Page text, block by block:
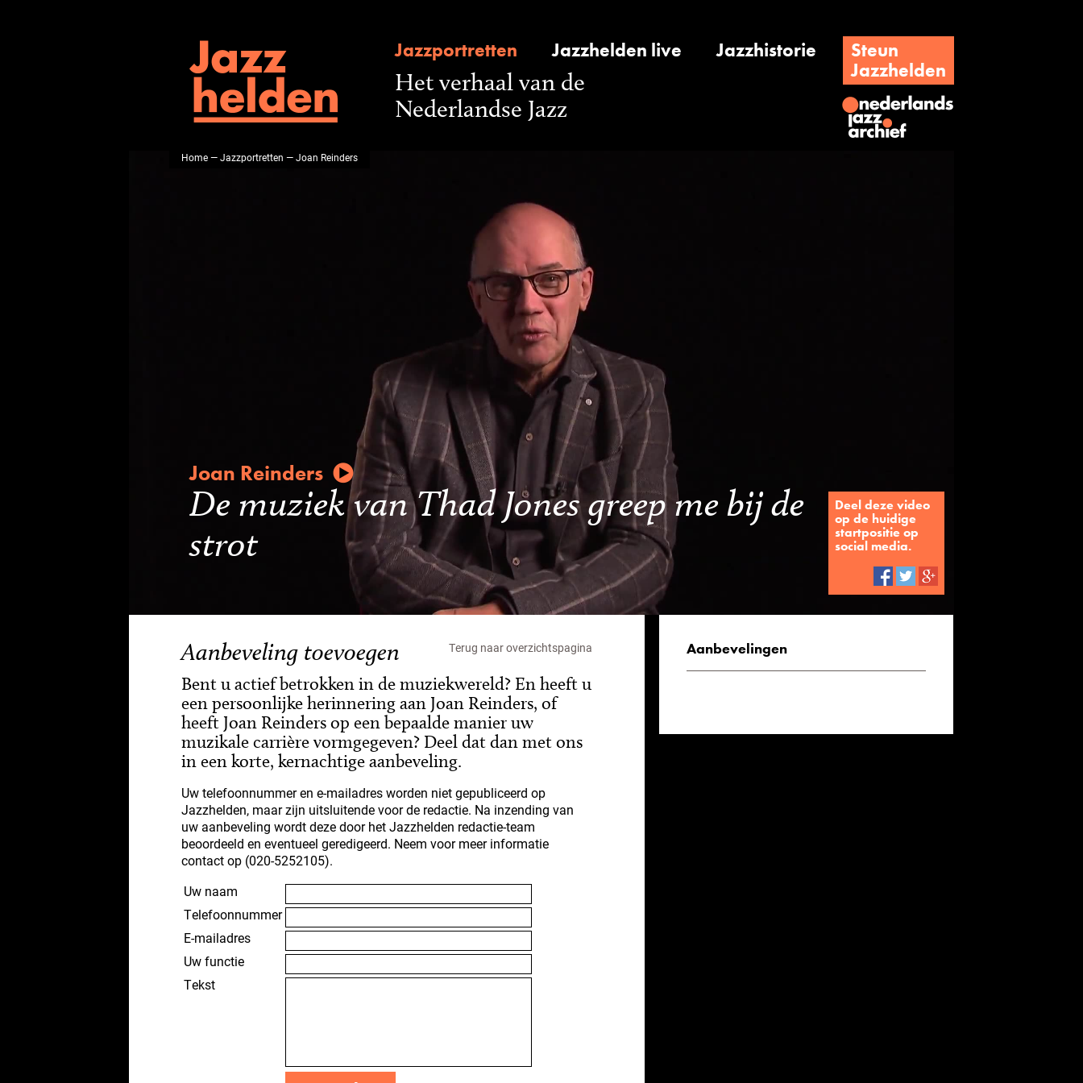
Jazzportretten Jazzhelden live Jazzhistorie
Steun
Jazzhelden
Het verhaal van de
Nederlandse Jazz
Home—Jazzportretten — Joan Reinders
Joan Reinders
De muziek van Thad Jones greep me bij de
strot
Deel deze video
op de huidige
startpositie op
social media.
Aanbeveling toevoegen Terug naar overzichtspagina
Bent u actief betrokken in de muziekwereld? En heeft u
een persoonlijke herinnering aan Joan Reinders, of
heeft Joan Reinders op een bepaalde manier uw
muzikale carrière vormgegeven? Deel dat dan met ons
in een korte, kernachtige aanbeveling.
Uw telefoonnummer en e-mailadres worden niet gepubliceerd op
Jazzhelden, maar zijn uitsluitende voor de redactie. Na inzending van
uw aanbeveling wordt deze door het Jazzhelden redactie-team
beoordeeld en eventueel geredigeerd. Neem voor meer informatie
contact op (020-5252105).
Uw naam
Telefoonnummer
E-mailadres
Uw functie
Tekst
Aanbevelingen